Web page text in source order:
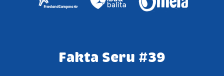
Fakta Seru #39